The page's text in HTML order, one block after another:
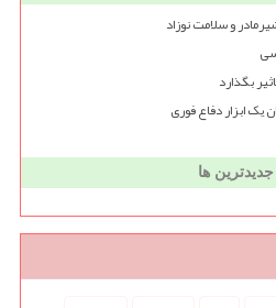
و سلامت نوزاد
بگذارد
یک ابزار دفاع فوری
جدیدترین ها